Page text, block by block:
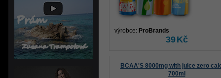
výrobce: ProBrands
39Kč
BCAA'S 8000mg with juice zero
700ml